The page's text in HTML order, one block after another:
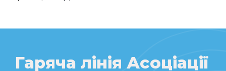
Гаряча лінія Асоціації